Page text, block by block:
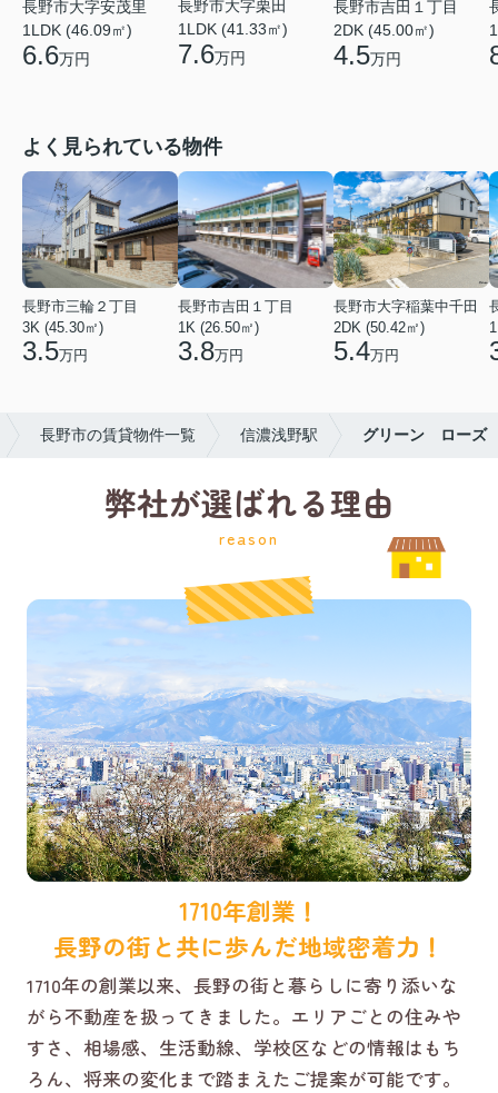
長野市大字安茂里
1LDK (46.09㎡)
6.6万円
長野市大字栗田
1LDK (41.33㎡)
7.6万円
長野市吉田１丁目
2DK (45.00㎡)
4.5万円
よく見られている物件
長野市三輪２丁目
3K (45.30㎡)
3.5万円
長野市吉田１丁目
1K (26.50㎡)
3.8万円
長野市大字稲葉中千田
2DK (50.42㎡)
5.4万円
長野市の賃貸物件一覧 信濃浅野駅 グリーン ローズ
弊社が選ばれる理由
reason
1710年創業！
長野の街と共に歩んだ地域密着力！
1710年の創業以来、長野の街と暮らしに寄り添いな
がら不動産を扱ってきました。エリアごとの住みや
すさ、相場感、生活動線、学校区などの情報はもち
ろん、将来の変化まで踏まえたご提案が可能です。